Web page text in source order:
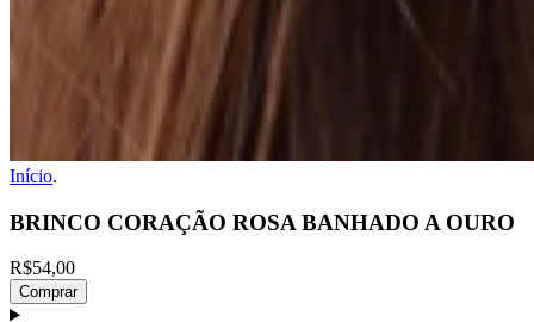
Início.
BRINCO CORAÇÃO ROSA BANHADO A OURO
R$54,00
Comprar